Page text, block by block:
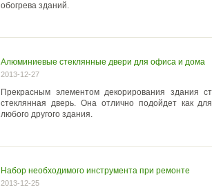
обогрева зданий.
Алюминиевые стеклянные двери для офиса и дома
2013-12-27
Прекрасным элементом декорирования здания
стеклянная дверь. Она отлично подойдет как
любого другого здания.
Набор необходимого инструмента при ремонте
2013-12-25